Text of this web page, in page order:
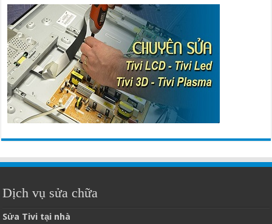
Dịch vụ sửa chữa
Sửa Tivi tại nhà